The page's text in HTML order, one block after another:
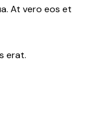
At vero eos et
erat.